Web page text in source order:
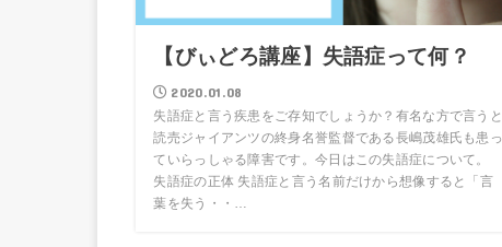
【びぃどろ講座】失語症って何？
2020.01.08
失語症と言う疾患をご存知でしょうか？有名な方で言うと
読売ジャイアンツの終身名誉監督である長嶋茂雄氏も患っ
ていらっしゃる障害です。今日はこの失語症について。
失語症の正体 失語症と言う名前だけから想像すると「言
葉を失う・・…